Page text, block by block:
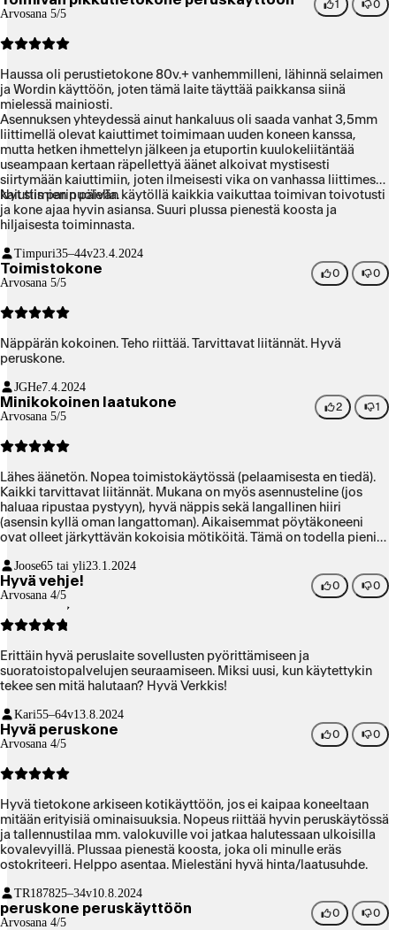
Arvosana 5/5
1 0
Haussa oli perustietokone 80v.+ vanhemmilleni, lähinnä selaimen
ja Wordin käyttöön, joten tämä laite täyttää paikkansa siinä
mielessä mainiosti.
Asennuksen yhteydessä ainut hankaluus oli saada vanhat 3,5mm
liittimellä olevat kaiuttimet toimimaan uuden koneen kanssa,
mutta hetken ihmettelyn jälkeen ja etuportin kuulokeliitäntää
useampaan kertaan räpellettyä äänet alkoivat mystisesti
siirtymään kaiuttimiin, joten ilmeisesti vika on vanhassa liittimessä
kaiuttimien puolella.
Nyt siis parin päivän käytöllä kaikkia vaikuttaa toimivan toivotusti
ja kone ajaa hyvin asiansa. Suuri plussa pienestä koosta ja
hiljaisesta toiminnasta.
Timpuri35–44v23.4.2024
Toimistokone
Arvosana 5/5
0 0
Näppärän kokoinen. Teho riittää. Tarvittavat liitännät. Hyvä
peruskone.
JGHe7.4.2024
Minikokoinen laatukone
Arvosana 5/5
2 1
Lähes äänetön. Nopea toimistokäytössä (pelaamisesta en tiedä).
Kaikki tarvittavat liitännät. Mukana on myös asennusteline (jos
haluaa ripustaa pystyyn), hyvä näppis sekä langallinen hiiri
(asensin kyllä oman langattoman). Aikaisemmat pöytäkoneeni
ovat olleet järkyttävän kokoisia mötiköitä. Tämä on todella pieni
aiemmin! Koneessa oleva WIN 11 sisältää hienouksia, joita
kympissä ei ole, joten tämäkin on selvä parannus aiempaan.
Joose65 tai yli23.1.2024
Hyvä vehje!
Arvosana 4/5
0 0
Erittäin hyvä peruslaite sovellusten pyörittämiseen ja
suoratoistopalvelujen seuraamiseen. Miksi uusi, kun käytettykin
tekee sen mitä halutaan? Hyvä Verkkis!
Kari55–64v13.8.2024
Hyvä peruskone
Arvosana 4/5
0 0
Hyvä tietokone arkiseen kotikäyttöön, jos ei kaipaa koneeltaan
mitään erityisiä ominaisuuksia. Nopeus riittää hyvin peruskäytössä
ja tallennustilaa mm. valokuville voi jatkaa halutessaan ulkoisilla
kovalevyillä. Plussaa pienestä koosta, joka oli minulle eräs
ostokriteeri. Helppo asentaa. Mielestäni hyvä hinta/laatusuhde.
TR187825–34v10.8.2024
peruskone peruskäyttöön
Arvosana 4/5
0 0